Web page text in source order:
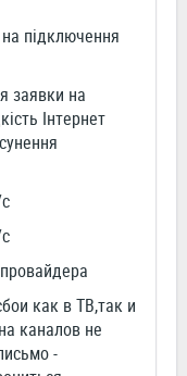
підключення
заявки на
Інтернет
как в ТВ,так и
каналов не
-